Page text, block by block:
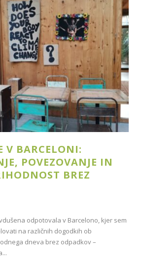
V BARCELONI:
POVEZOVANJE IN
BREZ
odpotovala v Barcelono, kjer sem
na različnih dogodkih ob
dneva brez odpadkov –